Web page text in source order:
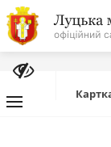
На
головну